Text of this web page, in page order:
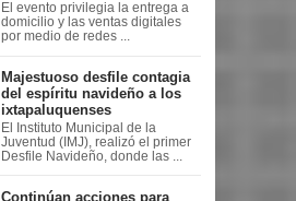
El evento privilegia la entrega a
domicilio y las ventas digitales
por medio de redes ...
Majestuoso desfile contagia
del espíritu navideño a los
ixtapaluquenses
El Instituto Municipal de la
Juventud (IMJ), realizó el primer
Desfile Navideño, donde las ...
Continúan acciones para